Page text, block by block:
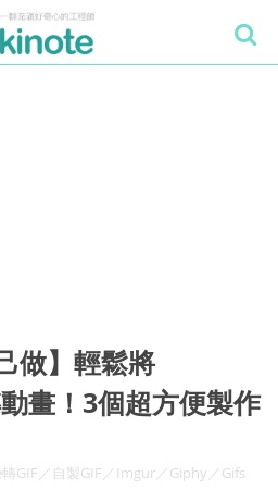
做】輕鬆將
畫！3個超方便製作
GIF／自製GIF／Imgur／Giphy／Gifs